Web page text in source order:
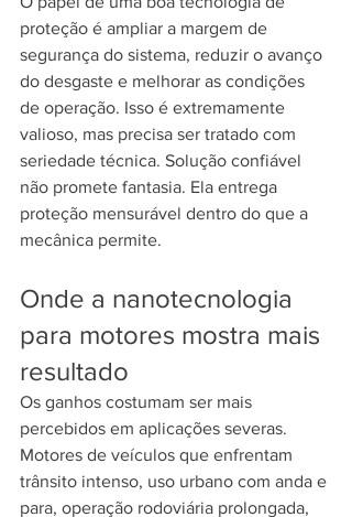
proteção é ampliar a margem de
segurança do sistema, reduzir o avanço
do desgaste e melhorar as condições
de operação. Isso é extremamente
valioso, mas precisa ser tratado com
seriedade técnica. Solução confiável
não promete fantasia. Ela entrega
proteção mensurável dentro do que a
mecânica permite.
Onde a nanotecnologia
para motores mostra mais
resultado
Os ganhos costumam ser mais
percebidos em aplicações severas.
Motores de veículos que enfrentam
trânsito intenso, uso urbano com anda e
para, operação rodoviária prolongada,